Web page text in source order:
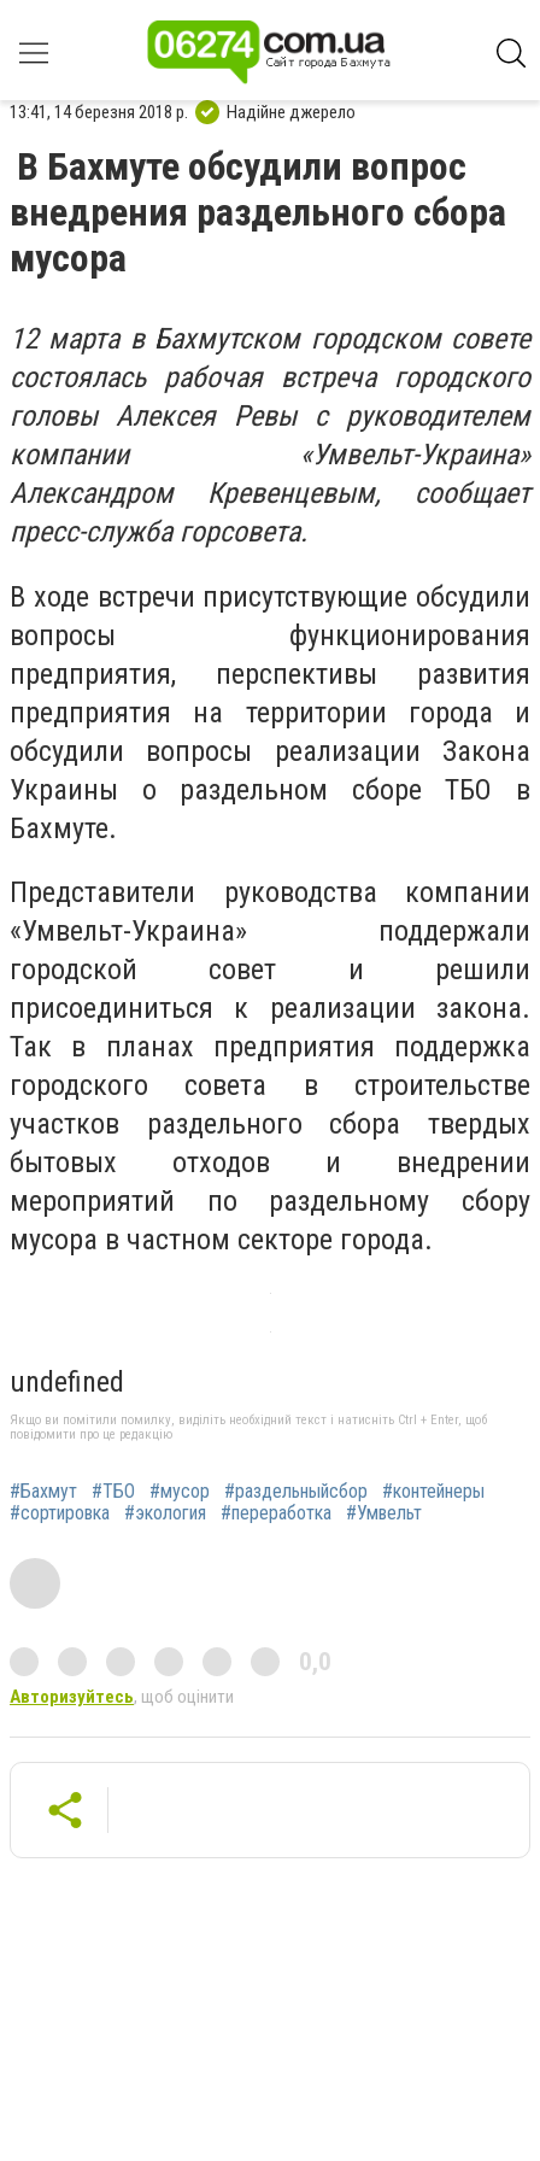
13:41, 14 березня 2018 р. Надійне джерело
В Бахмуте обсудили вопрос
внедрения раздельного сбора
мусора
12 марта в Бахмутском городском совете
состоялась рабочая встреча городского
головы Алексея Ревы с руководителем
компании «Умвельт-Украина»
Александром Кревенцевым, сообщает
пресс-служба горсовета.
В ходе встречи присутствующие обсудили
вопросы функционирования
предприятия, перспективы развития
предприятия на территории города и
обсудили вопросы реализации Закона
Украины о раздельном сборе ТБО в
Бахмуте.
Представители руководства компании
«Умвельт-Украина» поддержали
городской совет и решили
присоединиться к реализации закона.
Так в планах предприятия поддержка
городского совета в строительстве
участков раздельного сбора твердых
бытовых отходов и внедрении
мероприятий по раздельному сбору
мусора в частном секторе города.
undefined
Якщо ви помітили помилку, виділіть необхідний текст і натисніть Ctrl + Enter, щоб
повідомити про це редакцію
#Бахмут #ТБО #мусор #раздельныйсбор
#контейнеры
#сортировка
#экология #переработка #Умвельт
0,0
Авторизуйтесь, щоб оцінити